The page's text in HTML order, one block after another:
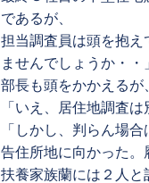
であるが、
担当調査員は頭を抱え
ませんでしょうか・・
部長も頭をかかえる
「いえ、居住地調査
「しかし、判らん場
告住所地に向かった。
扶養家族蘭には２人と